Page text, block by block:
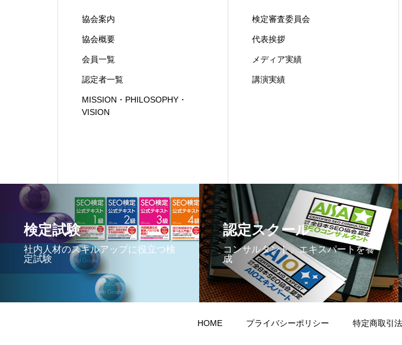
協会案内
協会概要
会員一覧
認定者一覧
MISSION・PHILOSOPHY・
VISION
検定審査委員会
代表挨拶
メディア実績
講演実績
検定試験
社内人材のスキルアップに役立つ検
定試験
認定スクール
コンサルタント、エキスパートを養
成
HOME プライバシーポリシー 特定商取引